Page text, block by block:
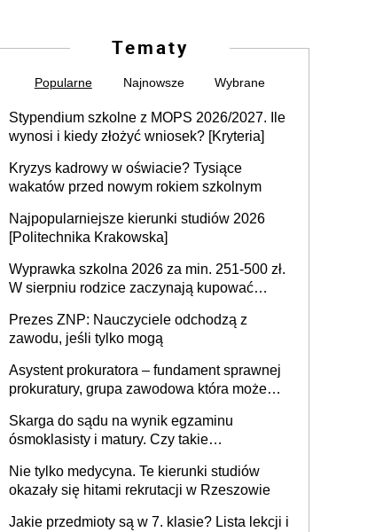
Tematy
Popularne Najnowsze Wybrane
Stypendium szkolne z MOPS 2026/2027. Ile
wynosi i kiedy złożyć wniosek? [Kryteria]
Kryzys kadrowy w oświacie? Tysiące
wakatów przed nowym rokiem szkolnym
Najpopularniejsze kierunki studiów 2026
[Politechnika Krakowska]
Wyprawka szkolna 2026 za min. 251-500 zł.
W sierpniu rodzice zaczynają kupować
wydatek sięgający ponad 1 tys. zł
Prezes ZNP: Nauczyciele odchodzą z
zawodu, jeśli tylko mogą
Asystent prokuratora – fundament sprawnej
prokuratury, grupa zawodowa która może
Skarga do sądu na wynik egzaminu
ósmoklasisty i matury. Czy takie
Nie tylko medycyna. Te kierunki studiów
okazały się hitami rekrutacji w Rzeszowie
Jakie przedmioty są w 7. klasie? Lista lekcji i